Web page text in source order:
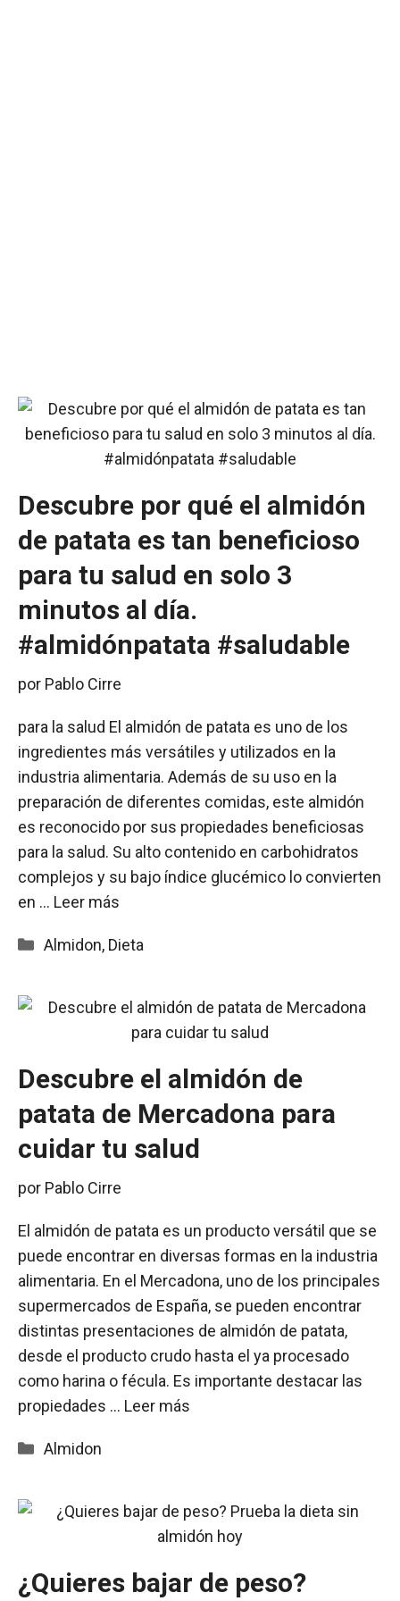
Descubre por qué el almidón
de patata es tan beneficioso
para tu salud en solo 3
minutos al día.
#almidónpatata #saludable
por Pablo Cirre
para la salud El almidón de patata es uno de los
ingredientes más versátiles y utilizados en la
industria alimentaria. Además de su uso en la
preparación de diferentes comidas, este almidón
es reconocido por sus propiedades beneficiosas
para la salud. Su alto contenido en carbohidratos
complejos y su bajo índice glucémico lo convierten
en … Leer más
Categorías
Almidon, Dieta
Descubre el almidón de
patata de Mercadona para
cuidar tu salud
por Pablo Cirre
El almidón de patata es un producto versátil que se
puede encontrar en diversas formas en la industria
alimentaria. En el Mercadona, uno de los principales
supermercados de España, se pueden encontrar
distintas presentaciones de almidón de patata,
desde el producto crudo hasta el ya procesado
como harina o fécula. Es importante destacar las
propiedades … Leer más
Categorías
Almidon
¿Quieres bajar de peso?